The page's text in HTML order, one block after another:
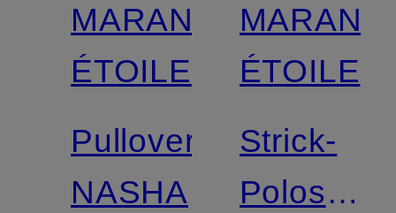
Zertifiziert
MARANT
ÉTOILE
Pullover
NASHA
Zertifiziert
MARANT
ÉTOILE
Strick-
Poloshirt